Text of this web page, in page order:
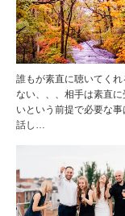
誰もが素直に聴いてくれ
ない、、、相手は素直に
いという前提で必要な事
話し…